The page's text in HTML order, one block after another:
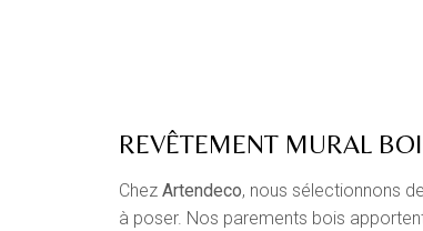
REVÊTEMENT MURAL
Chez Artendeco, nous sélectionnons
à poser. Nos parements bois